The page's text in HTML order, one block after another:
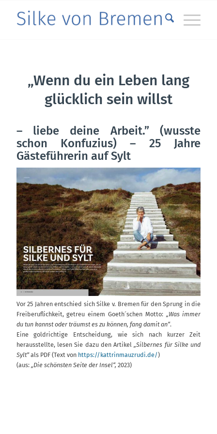
„Wenn du ein Leben lang
glücklich sein willst
– liebe deine Arbeit.” (wusste
schon Konfuzius) – 25 Jahre
Gästeführerin auf Sylt
Vor 25 Jahren entschied sich Silke v. Bremen für den Sprung in die
Freiberuflichkeit, getreu einem Goeth´schen Motto: „Was immer
du tun kannst oder träumst es zu können, fang damit an“.
Eine goldrichtige Entscheidung, wie sich nach kurzer Zeit
herausstellte, lesen Sie dazu den Artikel„Silbernes für Silke und
Sylt”als PDF (Text von https://kattrinmauzrudi.de/)
(aus: „Die schönsten Seite der Insel“, 2023)